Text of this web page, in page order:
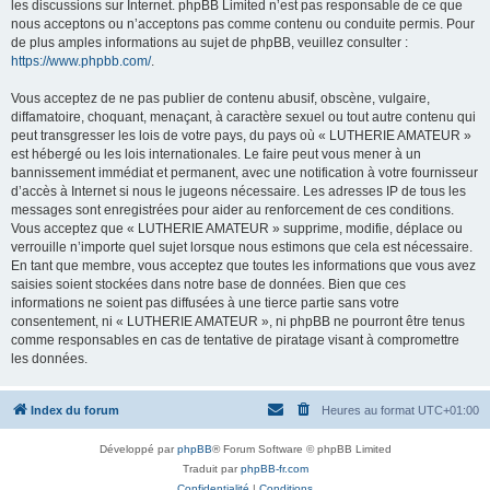
les discussions sur Internet. phpBB Limited n’est pas responsable de ce que
nous acceptons ou n’acceptons pas comme contenu ou conduite permis. Pour
de plus amples informations au sujet de phpBB, veuillez consulter :
https://www.phpbb.com/.
Vous acceptez de ne pas publier de contenu abusif, obscène, vulgaire,
diffamatoire, choquant, menaçant, à caractère sexuel ou tout autre contenu qui
peut transgresser les lois de votre pays, du pays où « LUTHERIE AMATEUR »
est hébergé ou les lois internationales. Le faire peut vous mener à un
bannissement immédiat et permanent, avec une notification à votre fournisseur
d’accès à Internet si nous le jugeons nécessaire. Les adresses IP de tous les
messages sont enregistrées pour aider au renforcement de ces conditions.
Vous acceptez que « LUTHERIE AMATEUR » supprime, modifie, déplace ou
verrouille n’importe quel sujet lorsque nous estimons que cela est nécessaire.
En tant que membre, vous acceptez que toutes les informations que vous avez
saisies soient stockées dans notre base de données. Bien que ces
informations ne soient pas diffusées à une tierce partie sans votre
consentement, ni « LUTHERIE AMATEUR », ni phpBB ne pourront être tenus
comme responsables en cas de tentative de piratage visant à compromettre
les données.
Index du forum Heures au format UTC+01:00
Développé parphpBB® Forum Software © phpBB Limited
Traduit parphpBB-fr.com